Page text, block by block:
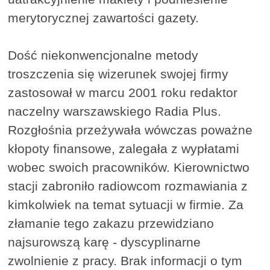
merytorycznej zawartości gazety.
Dość niekonwencjonalne metody
troszczenia się wizerunek swojej firmy
zastosował w marcu 2001 roku redaktor
naczelny warszawskiego Radia Plus.
Rozgłośnia przeżywała wówczas poważne
kłopoty finansowe, zalegała z wypłatami
wobec swoich pracowników. Kierownictwo
stacji zabroniło radiowcom rozmawiania z
kimkolwiek na temat sytuacji w firmie. Za
złamanie tego zakazu przewidziano
najsurowszą karę - dyscyplinarne
zwolnienie z pracy. Brak informacji o tym